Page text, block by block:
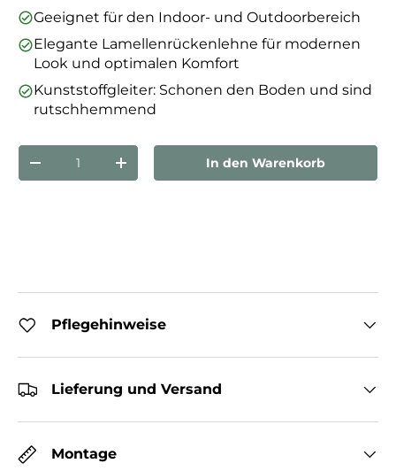
Geeignet für den Indoor- und Outdoorbereich
Elegante Lamellenrückenlehne für modernen
Look und optimalen Komfort
Kunststoffgleiter: Schonen den Boden und sind
rutschhemmend
Menge verringernMenge erhöhenIn den Warenkorb
Pflegehinweise
Lieferung und Versand
Montage